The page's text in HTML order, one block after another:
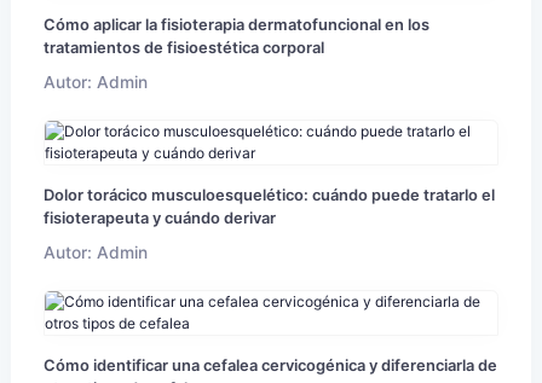
Cómo aplicar la fisioterapia dermatofuncional en los
tratamientos de fisioestética corporal
Autor: Admin
Dolor torácico musculoesquelético: cuándo puede tratarlo el
fisioterapeuta y cuándo derivar
Autor: Admin
Cómo identificar una cefalea cervicogénica y diferenciarla de